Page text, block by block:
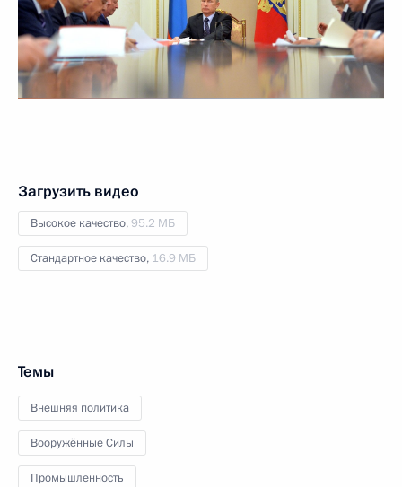
Загрузить видео
Высокое качество,95.2 МБ
Стандартное качество, 16.9 МБ
Темы
Внешняя политика
Вооружённые Силы
Промышленность